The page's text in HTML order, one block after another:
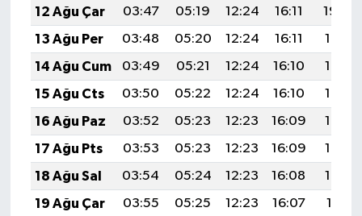
12 Ağu Çar
03:47 05:19 12:24 16:11
19:20
13 Ağu Per
03:48 05:20 12:24 16:11
19:18
14 Ağu Cum
03:49 05:21 12:24 16:10
19:17
15 Ağu Cts
03:50 05:22 12:24 16:10
19:16
16 Ağu Paz
03:52 05:23 12:23 16:09
19:15
17 Ağu Pts
03:53 05:23 12:23 16:09
19:13
18 Ağu Sal
03:54 05:24 12:23 16:08
19:12
19 Ağu Çar
03:55 05:25 12:23 16:07
19:11
BİLİM TEKNOLOJİ
ASAYİŞ
SEÇİM 2015
ÇEVRE
BİLİM VE TEKNOLOJİ